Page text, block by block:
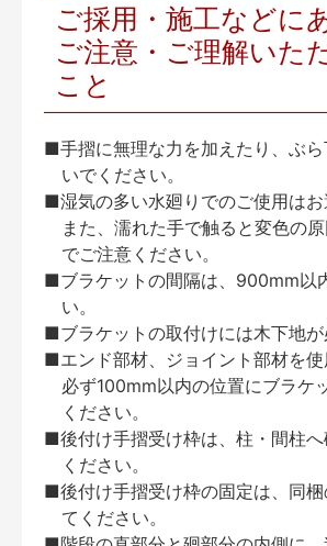
ご採用・施工などに
ご注意・ご理解いた
こと
■手摺に無理な力を加えたり、ぶ
いでください。
■湿気の多い水廻りでのご使用はお
また、濡れた手で触ると変色の
でご注意ください。
■ブラケットの間隔は、900mm以
い。
■ブラケットの取付けには木下地が
■エンド部材、ジョイント部材を使
必ず100mm以内の位置にブラケ
ください。
■後付け手摺受け枠は、柱・間柱へ
ください。
■後付け手摺受け枠の固定は、同梱
てください。